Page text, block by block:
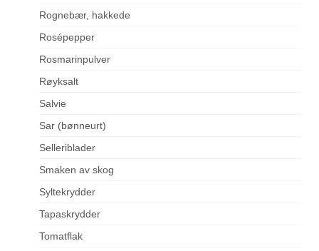
Rognebær, hakkede
Rosépepper
Rosmarinpulver
Røyksalt
Salvie
Sar (bønneurt)
Selleriblader
Smaken av skog
Syltekrydder
Tapaskrydder
Tomatflak